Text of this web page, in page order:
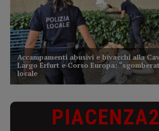
PIACENZA2